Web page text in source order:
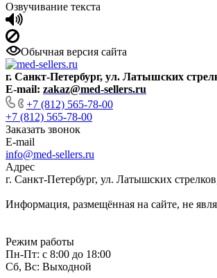
Озвучивание текста
Обычная версия сайта
г. Санкт-Петербург, ул. Латышских
E-mail: zakaz@med-sellers.ru
+7 (812) 565-78-00
+7 (812) 565-78-00
Заказать звонок
E-mail
info@med-sellers.ru
Адрес
г. Санкт-Петербург, ул. Латышских
Информация, размещённая на сайте, не
Режим работы
Пн-Пт: с 8:00 до 18:00
Сб, Вс: Выходной